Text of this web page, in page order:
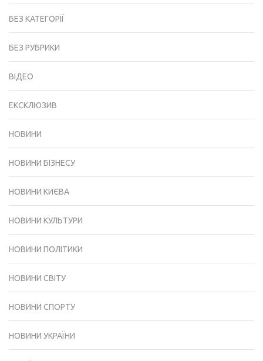
БЕЗ КАТЕГОРІЇ
БЕЗ РУБРИКИ
ВІДЕО
ЕКСКЛЮЗИВ
НОВИНИ
НОВИНИ БІЗНЕСУ
НОВИНИ КИЄВА
НОВИНИ КУЛЬТУРИ
НОВИНИ ПОЛІТИКИ
НОВИНИ СВІТУ
НОВИНИ СПОРТУ
НОВИНИ УКРАЇНИ